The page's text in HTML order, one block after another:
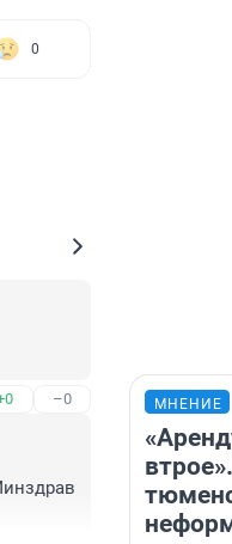
0
–0 МНЕНИЕ